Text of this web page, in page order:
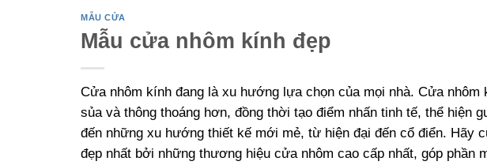
MẪU CỬA
Mẫu cửa nhôm kính đẹp
Cửa nhôm kính đang là xu hướng lựa chọn của mọi nhà. Cửa
sủa và thông thoáng hơn, đồng thời tạo điểm nhấn tinh tế, thể hiện
đến những xu hướng thiết kế mới mẻ, từ hiện đại đến cổ điển. Hãy
đẹp nhất bởi những thương hiệu cửa nhôm cao cấp nhất, góp phần